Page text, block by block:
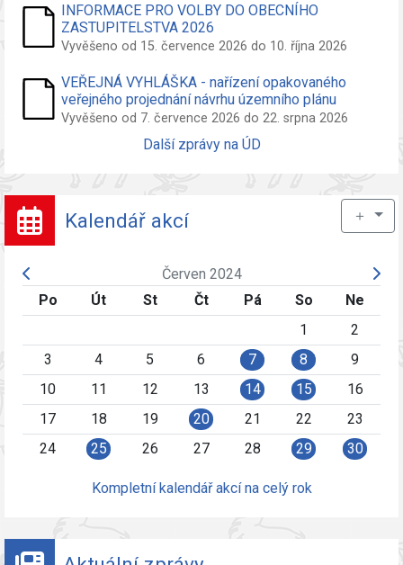
INFORMACE PRO VOLBY DO OBECNÍHO
ZASTUPITELSTVA 2026
Vyvěšeno od 15. července 2026 do 10. října 2026
VEŘEJNÁ VYHLÁŠKA - nařízení opakovaného
veřejného projednání návrhu územního plánu
Vyvěšeno od 7. července 2026 do 22. srpna 2026
Další zprávy na ÚD
Kalendář akcí ＋
Červen 2024
Po
Út St Čt Pá So
Ne
1
2
3
4 5 6 7 8
9
10
11 12 13 14 15
16
17
18 19 20 21 22
23
24
25 26 27 28 29 30
Kompletní kalendář akcí na celý rok